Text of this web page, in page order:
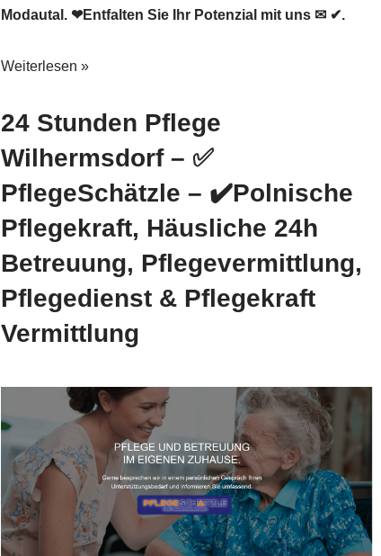
Modautal. ❤Entfalten Sie Ihr Potenzial mit uns ✉ ✔.
Weiterlesen »
24 Stunden Pflege
Wilhermsdorf – ✅
PflegeSchätzle – ✔️Polnische
Pflegekraft, Häusliche 24h
Betreuung, Pflegevermittlung,
Pflegedienst & Pflegekraft
Vermittlung